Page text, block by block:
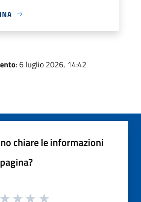
: 6 luglio 2026, 14:42
chiare le informazioni